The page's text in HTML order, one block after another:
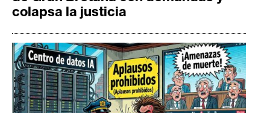
colapsa la justicia